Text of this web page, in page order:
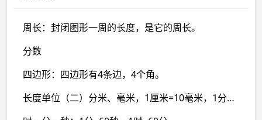
周长：封闭图形一周的长度，是它的周长。
分数
四边形：四边形有4条边，4个角。
长度单位（二）分米、毫米，1厘米=10毫米，1分米=10厘米